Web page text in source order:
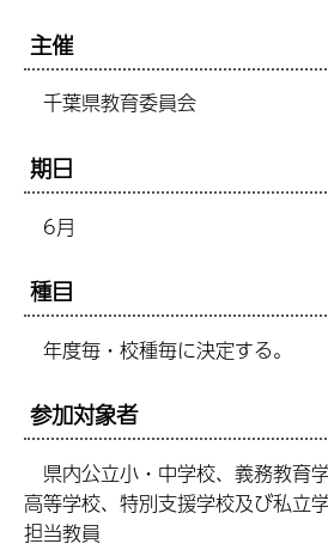
主催
千葉県教育委員会
期日
6月
種目
年度毎・校種毎に決定する。
参加対象者
県内公立小・中学校、義務教育
高等学校、特別支援学校及び私立
担当教員